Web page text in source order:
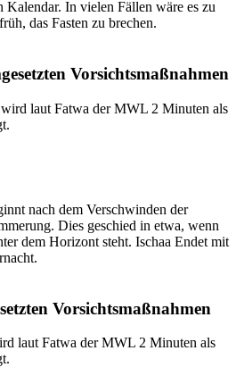
Kalendar. In vielen Fällen wäre es zu
das Fasten zu brechen.
Vorsichtsmaßnahmen
laut Fatwa der MWL 2 Minuten als
nach dem Verschwinden der
Dies geschied in etwa, wenn
dem Horizont steht. Ischaa Endet mit
Vorsichtsmaßnahmen
laut Fatwa der MWL 2 Minuten als